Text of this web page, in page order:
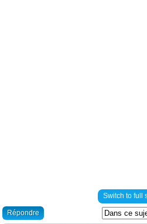
Switch to full
Répondre